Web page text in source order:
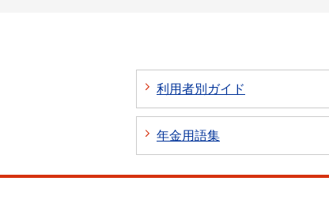
利用者別ガイド
年金用語集